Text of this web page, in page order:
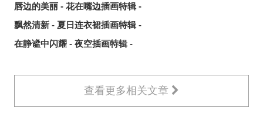
唇边的美丽 - 花在嘴边插画特辑 -
飘然清新 - 夏日连衣裙插画特辑 -
在静谧中闪耀 - 夜空插画特辑 -
查看更多相关文章